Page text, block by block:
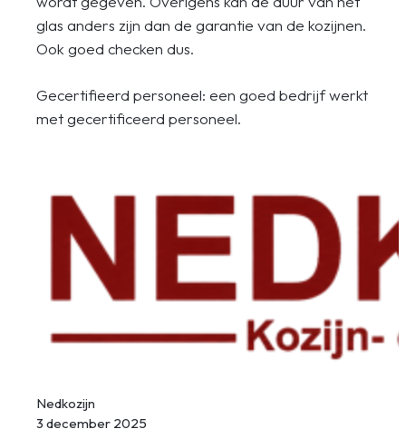
glas anders zijn dan de garantie van de kozijnen.
Ook goed checken dus.
Gecertifieerd personeel: een goed bedrijf werkt
met gecertificeerd personeel.
Nedkozijn
3 december 2025